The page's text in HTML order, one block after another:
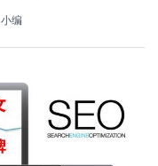
小编